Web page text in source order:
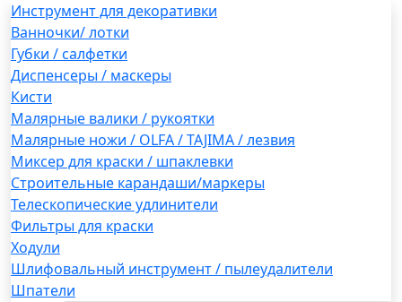
Инструмент для декоративки
Ванночки/ лотки
Губки / салфетки
Диспенсеры / маскеры
Кисти
Малярные валики / рукоятки
Малярные ножи / OLFA / TAJIMA / лезвия
Миксер для краски / шпаклевки
Строительные карандаши/маркеры
Телескопические удлинители
Фильтры для краски
Ходули
Шлифовальный инструмент / пылеудалители
Шпатели